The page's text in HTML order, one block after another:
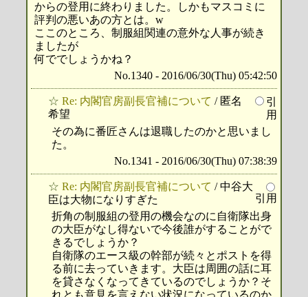
からの登用に終わりました。しかもマスコミに
評判の悪いあの方とは。w
ここのところ、制服組関連の意外な人事が続き
ましたが
何ででしょうかね？
No.1340 - 2016/06/30(Thu) 05:42:50
☆ Re: 内閣官房副長官補について / 匿名
希望
引
用
その為に番匠さんは退職したのかと思いまし
た。
No.1341 - 2016/06/30(Thu) 07:38:39
☆ Re: 内閣官房副長官補について / 中谷大
臣は大物になりすぎた
引用
折角の制服組の登用の機会なのに自衛隊出身
の大臣がなし得ないで今後誰がすることがで
きるでしょうか？
自衛隊のエース級の幹部が続々とポストを得
る前に去っていきます。大臣は周囲の話に耳
を貸さなくなってきているのでしょうか？そ
れとも意見を言えない状況になっているのか